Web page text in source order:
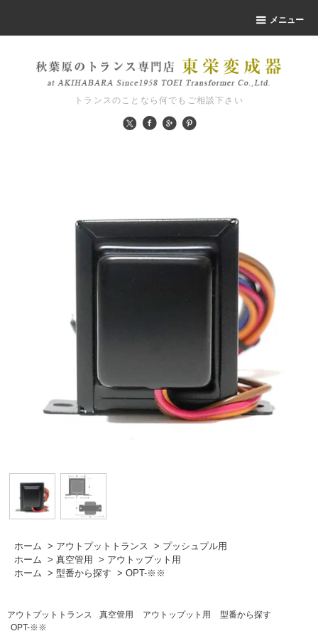
メニュー
トランスのことなら何でもご相談下さい
ホーム > アウトプットトランス > プッシュプル用
ホーム > 真空管用 > アウトップット用
ホーム > 型番から探す > OPT-※※
アウトプットトランス 真空管用 アウトップット用
型番から探す
OPT-※※